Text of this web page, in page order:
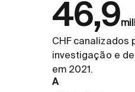
46,9
CHF canalizados
investigação e
em 2021.
A